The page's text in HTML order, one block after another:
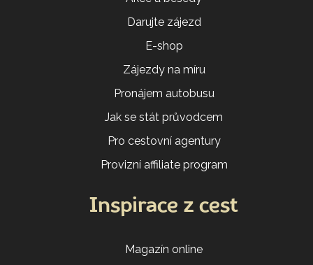
Darujte zájezd
E-shop
Zájezdy na míru
Pronájem autobusu
Jak se stát průvodcem
Pro cestovní agentury
Provizní affiliate program
Inspirace z cest
Magazín online